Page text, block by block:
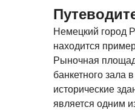
Немецкий город
находится
Рыночная
банкетного зала
исторические
является одним